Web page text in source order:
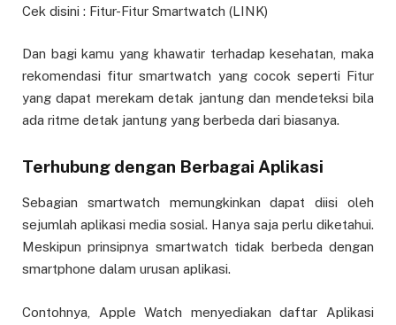
Cek disini : Fitur-Fitur Smartwatch (LINK)
Dan bagi kamu yang khawatir terhadap kesehatan, maka
rekomendasi fitur smartwatch yang cocok seperti Fitur
yang dapat merekam detak jantung dan mendeteksi bila
ada ritme detak jantung yang berbeda dari biasanya.
Terhubung dengan Berbagai Aplikasi
Sebagian smartwatch memungkinkan dapat diisi oleh
sejumlah aplikasi media sosial. Hanya saja perlu diketahui.
Meskipun prinsipnya smartwatch tidak berbeda dengan
smartphone dalam urusan aplikasi.
Contohnya, Apple Watch menyediakan daftar Aplikasi